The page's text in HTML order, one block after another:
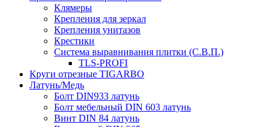
Клямеры
Крепления для зеркал
Крепления унитазов
Крестики
Система выравнивания плитки (С.В.П.)
TLS-PROFI
Круги отрезные TIGARBO
Латунь/Медь
Болт DIN933 латунь
Болт мебельный DIN 603 латунь
Винт DIN 84 латунь